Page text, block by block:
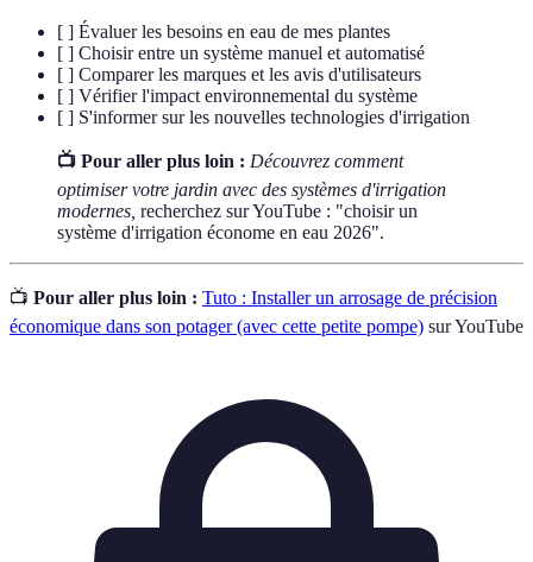
[ ] Évaluer les besoins en eau de mes plantes
[ ] Choisir entre un système manuel et automatisé
[ ] Comparer les marques et les avis d'utilisateurs
[ ] Vérifier l'impact environnemental du système
[ ] S'informer sur les nouvelles technologies d'irrigation
📺 Pour aller plus loin : Découvrez comment
optimiser votre jardin avec des systèmes d'irrigation
modernes, recherchez sur YouTube : "choisir un
système d'irrigation économe en eau 2026".
📺 Pour aller plus loin : Tuto : Installer un arrosage de précision
économique dans son potager (avec cette petite pompe) sur YouTube